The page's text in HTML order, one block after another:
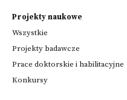
Projekty naukowe
Wszystkie
Projekty badawcze
Prace doktorskie i habilitacyjne
Konkursy